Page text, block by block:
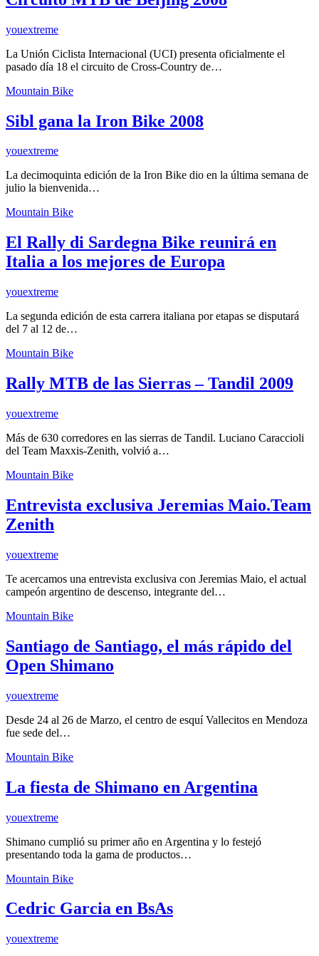
youextreme
La Unión Ciclista Internacional (UCI) presenta oficialmente el
pasado día 18 el circuito de Cross-Country de…
Mountain Bike
Sibl gana la Iron Bike 2008
youextreme
La decimoquinta edición de la Iron Bike dio en la última semana de
julio la bienvenida…
Mountain Bike
El Rally di Sardegna Bike reunirá en
Italia a los mejores de Europa
youextreme
La segunda edición de esta carrera italiana por etapas se disputará
del 7 al 12 de…
Mountain Bike
Rally MTB de las Sierras – Tandil 2009
youextreme
Más de 630 corredores en las sierras de Tandil. Luciano Caraccioli
del Team Maxxis-Zenith, volvió a…
Mountain Bike
Entrevista exclusiva Jeremias Maio.Team
Zenith
youextreme
Te acercamos una entrevista exclusiva con Jeremias Maio, el actual
campeón argentino de descenso, integrante del…
Mountain Bike
Santiago de Santiago, el más rápido del
Open Shimano
youextreme
Desde 24 al 26 de Marzo, el centro de esquí Vallecitos en Mendoza
fue sede del…
Mountain Bike
La fiesta de Shimano en Argentina
youextreme
Shimano cumplió su primer año en Argentina y lo festejó
presentando toda la gama de productos…
Mountain Bike
Cedric Garcia en BsAs
youextreme